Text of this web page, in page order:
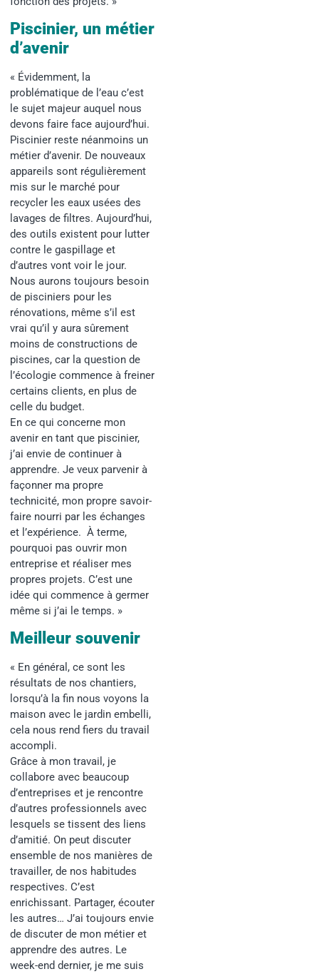
Piscinier, un métier
d’avenir
« Évidemment, la
problématique de l’eau c’est
le sujet majeur auquel nous
devons faire face aujourd’hui.
Piscinier reste néanmoins un
métier d’avenir. De nouveaux
appareils sont régulièrement
mis sur le marché pour
recycler les eaux usées des
lavages de filtres. Aujourd’hui,
des outils existent pour lutter
contre le gaspillage et
d’autres vont voir le jour.
Nous aurons toujours besoin
de pisciniers pour les
rénovations, même s’il est
vrai qu’il y aura sûrement
moins de constructions de
piscines, car la question de
l’écologie commence à freiner
certains clients, en plus de
celle du budget.
En ce qui concerne mon
avenir en tant que piscinier,
j’ai envie de continuer à
apprendre. Je veux parvenir à
façonner ma propre
technicité, mon propre savoir-
faire nourri par les échanges
et l’expérience. À terme,
pourquoi pas ouvrir mon
entreprise et réaliser mes
propres projets. C’est une
idée qui commence à germer
même si j’ai le temps. »
Meilleur souvenir
« En général, ce sont les
résultats de nos chantiers,
lorsqu’à la fin nous voyons la
maison avec le jardin embelli,
cela nous rend fiers du travail
accompli.
Grâce à mon travail, je
collabore avec beaucoup
d’entreprises et je rencontre
d’autres professionnels avec
lesquels se tissent des liens
d’amitié. On peut discuter
ensemble de nos manières de
travailler, de nos habitudes
respectives. C’est
enrichissant. Partager, écouter
les autres… J’ai toujours envie
de discuter de mon métier et
apprendre des autres. Le
week-end dernier, je me suis